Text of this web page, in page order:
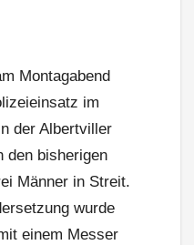
Montagabend
im
der Albertviller
den bisherigen
Männer in Streit.
wurde
einem Messer